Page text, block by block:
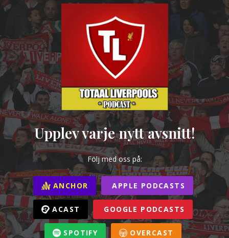
Upplev varje nytt avsnitt!
Följ med oss på:
ANCHOR APPLE PODCASTS
ACAST GOOGLE PODCASTS
SPOTIFY OVERCAST